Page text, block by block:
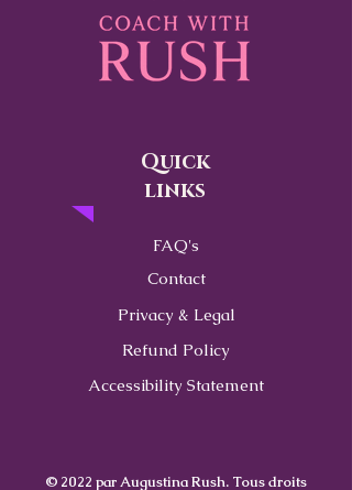
Quick
links
FAQ's
Contact
Privacy & Legal
Refund Policy
Accessibility Statement
© 2022 par Augustina Rush. Tous droits